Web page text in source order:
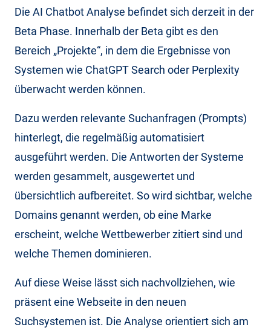
Die AI Chatbot Analyse befindet sich derzeit in der
Beta Phase. Innerhalb der Beta gibt es den
Bereich „Projekte“, in dem die Ergebnisse von
Systemen wie ChatGPT Search oder Perplexity
überwacht werden können.
Dazu werden relevante Suchanfragen (Prompts)
hinterlegt, die regelmäßig automatisiert
ausgeführt werden. Die Antworten der Systeme
werden gesammelt, ausgewertet und
übersichtlich aufbereitet. So wird sichtbar, welche
Domains genannt werden, ob eine Marke
erscheint, welche Wettbewerber zitiert sind und
welche Themen dominieren.
Auf diese Weise lässt sich nachvollziehen, wie
präsent eine Webseite in den neuen
Suchsystemen ist. Die Analyse orientiert sich am